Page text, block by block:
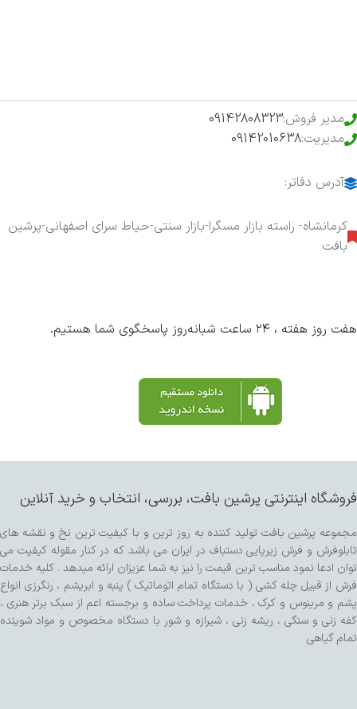
مدیر فروش:09142808323
مدیریت:09142010638
آدرس دفاتر:
کرمانشاه- راسته بازار مسگرا-بازار سنتی-حیاط سرای اصفهانی-پرشین
بافت
هفت روز هفته ، ۲۴ ساعت شبانه‌روز پاسخگوی شما هستیم.
فروشگاه اینترنتی پرشین بافت، بررسی، انتخاب و خرید آنلاین
مجموعه پرشین بافت تولید کننده به روز ترین و با کیفیت ترین نخ و نقشه های
تابلوفرش و فرش زیرپایی دستباف در ایران می باشد که در کنار مقوله کیفیت می
توان ادعا نمود مناسب ترین قیمت را نیز به شما عزیزان ارائه میدهد . کلیه خدمات
فرش از قبیل چله کشی ( با دستگاه تمام اتوماتیک ) پنبه و ابریشم ، رنگرزی انواع
پشم و مرینوس و کرک ، خدمات پرداخت ساده و برجسته اعم از سبک برتر هنری ،
کفه زنی و سنگی ، ریشه زنی ، شیرازه و شور با دستگاه مخصوص و مواد شوینده
تمام گیاهی